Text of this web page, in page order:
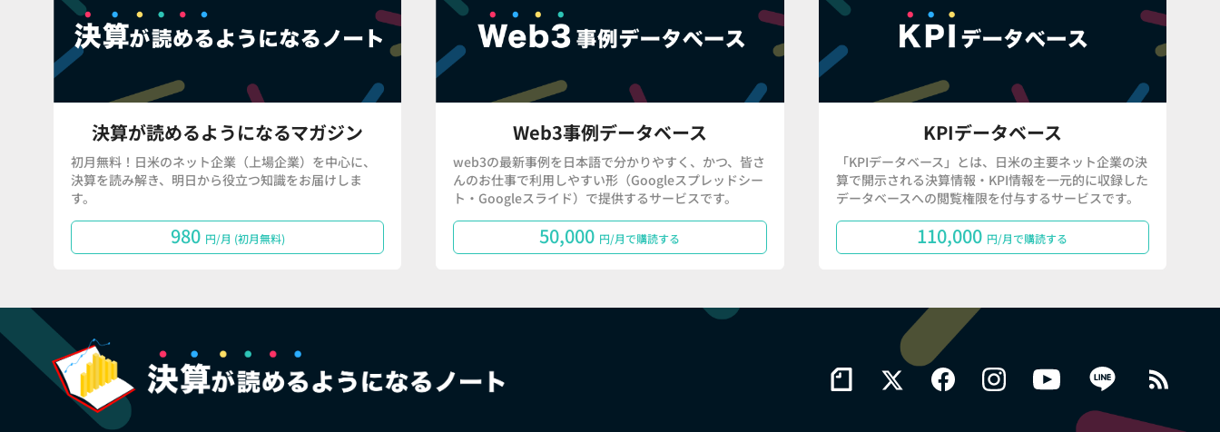
決算が読めるようになるマガジン
初月無料！日米のネット企業（上場企業）を中心に、
決算を読み解き、明日から役立つ知識をお届けしま
す。
980 円/月 (初月無料)
Web3事例データベース
web3の最新事例を日本語で分かりやすく、かつ、皆さ
んのお仕事で利用しやすい形（Googleスプレッドシー
ト・Googleスライド）で提供するサービスです。
50,000 円/月で購読する
KPIデータベース
「KPIデータベース」とは、日米の主要ネット企業の決
算で開示される決算情報・KPI情報を一元的に収録した
データベースへの閲覧権限を付与するサービスです。
110,000 円/月で購読する